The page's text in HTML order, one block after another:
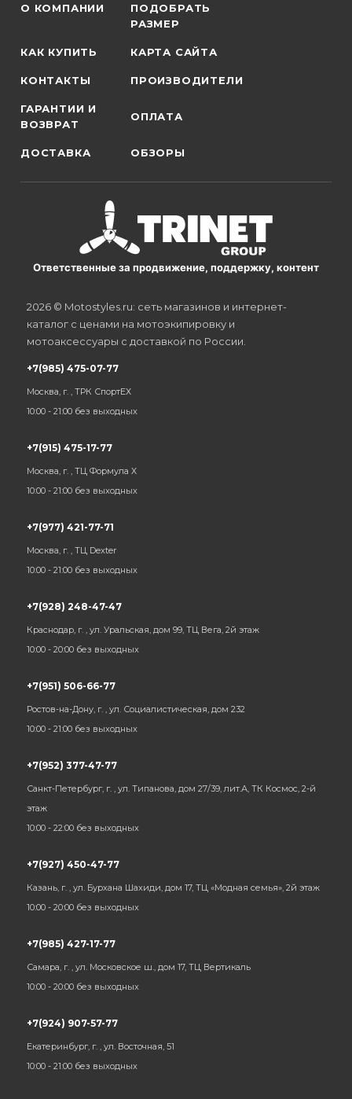
О КОМПАНИИ
ПОДОБРАТЬ
РАЗМЕР
КАК КУПИТЬ КАРТА САЙТА
КОНТАКТЫ ПРОИЗВОДИТЕЛИ
ГАРАНТИИ И
ВОЗВРАТ
ОПЛАТА
ДОСТАВКА ОБЗОРЫ
Ответственные за продвижение, поддержку, контент
2026 © Motostyles.ru: сеть магазинов и интернет-
каталог с ценами на мотоэкипировку и
мотоаксессуары с доставкой по России.
+7(985) 475-07-77
Москва, г. , ТРК СпортЕХ
10:00 - 21:00 без выходных
+7(915) 475-17-77
Москва, г. , ТЦ Формула Х
10:00 - 21:00 без выходных
+7(977) 421-77-71
Москва, г. , ТЦ Dexter
10:00 - 21:00 без выходных
+7(928) 248-47-47
Краснодар, г. , ул. Уральская, дом 99, ТЦ Вега, 2й этаж
10:00 - 20:00 без выходных
+7(951) 506-66-77
Ростов-на-Дону, г. , ул. Социалистическая, дом 232
10:00 - 21:00 без выходных
+7(952) 377-47-77
Санкт-Петербург, г. , ул. Типанова, дом 27/39, лит.А, ТК Космос, 2-й
этаж
10:00 - 22:00 без выходных
+7(927) 450-47-77
Казань, г. , ул. Бурхана Шахиди, дом 17, ТЦ «Модная семья», 2й этаж
10:00 - 20:00 без выходных
+7(985) 427-17-77
Самара, г. , ул. Московское ш., дом 17, ТЦ Вертикаль
10:00 - 20:00 без выходных
+7(924) 907-57-77
Екатеринбург, г. , ул. Восточная, 51
10:00 - 21:00 без выходных